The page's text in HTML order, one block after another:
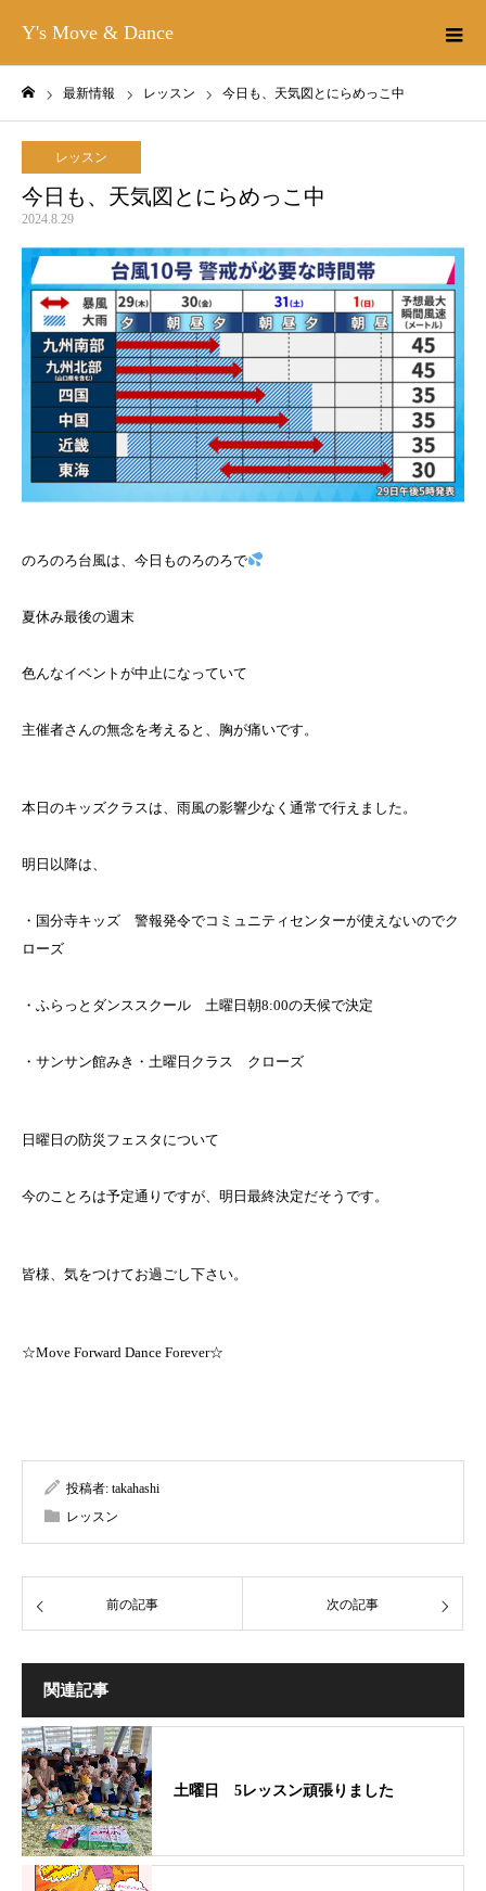
Y's Move & Dance
最新情報 レッスン 今日も、天気図とにらめっこ中
レッスン
今日も、天気図とにらめっこ中
2024.8.29
のろのろ台風は、今日ものろのろで
夏休み最後の週末
色んなイベントが中止になっていて
主催者さんの無念を考えると、胸が痛いです。
本日のキッズクラスは、雨風の影響少なく通常で行えました。
明日以降は、
・国分寺キッズ 警報発令でコミュニティセンターが使えないのでク
ローズ
・ふらっとダンススクール 土曜日朝8:00の天候で決定
・サンサン館みき・土曜日クラス クローズ
日曜日の防災フェスタについて
今のことろは予定通りですが、明日最終決定だそうです。
皆様、気をつけてお過ごし下さい。
☆Move Forward Dance Forever☆
投稿者: takahashi
レッスン
前の記事 次の記事
関連記事
土曜日 5レッスン頑張りました